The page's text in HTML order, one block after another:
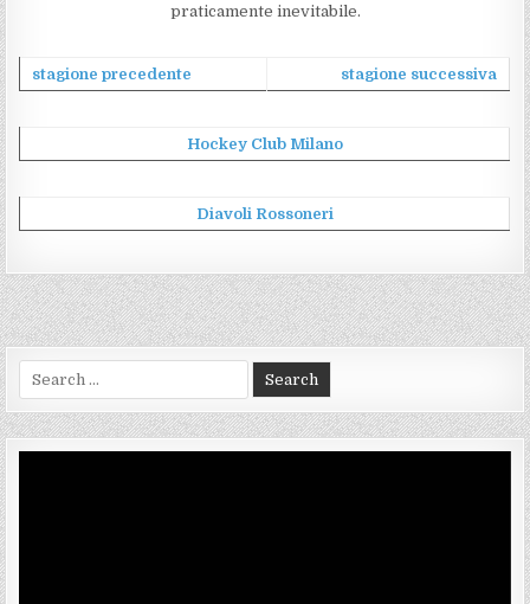
praticamente inevitabile.
stagione precedente stagione successiva
Hockey Club Milano
Diavoli Rossoneri
for: